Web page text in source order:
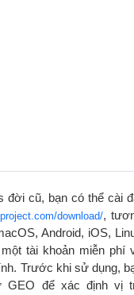
đời cũ, bạn có thể cài
download/,
Android, iOS,
tài khoản miễn phí
Trước khi sử dụng,
GEO để xác định vị